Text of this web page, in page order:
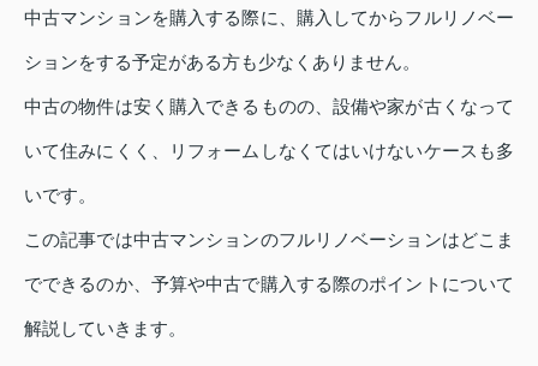
中古マンションを購入する際に、購入してからフルリノベー
ションをする予定がある方も少なくありません。
中古の物件は安く購入できるものの、設備や家が古くなって
いて住みにくく、リフォームしなくてはいけないケースも多
いです。
この記事では中古マンションのフルリノベーションはどこま
でできるのか、予算や中古で購入する際のポイントについて
解説していきます。